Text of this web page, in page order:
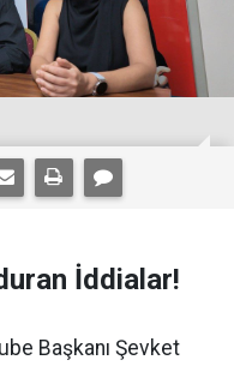
İddialar!
Başkanı Şevket